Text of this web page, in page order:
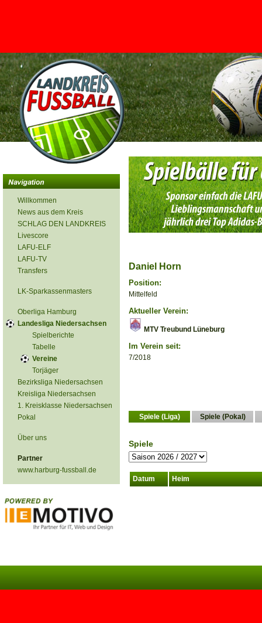
<
Willkommen
News aus dem Kreis
SCHLAG DEN LANDKREIS
Livescore
LAFU-ELF
LAFU-TV
Transfers
LK-Sparkassenmasters
Oberliga Hamburg
Landesliga Niedersachsen
Spielberichte
Tabelle
Vereine
Torjäger
Bezirksliga Niedersachsen
Kreisliga Niedersachsen
1. Kreisklasse Niedersachsen
Pokal
Über uns
Partner
www.harburg-fussball.de
Daniel Horn
Position:
Mittelfeld
Aktueller Verein:
MTV Treubund Lüneburg
Im Verein seit:
7/2018
Spiele (Liga) Spiele (Pokal)
Spiele
Datum Heim